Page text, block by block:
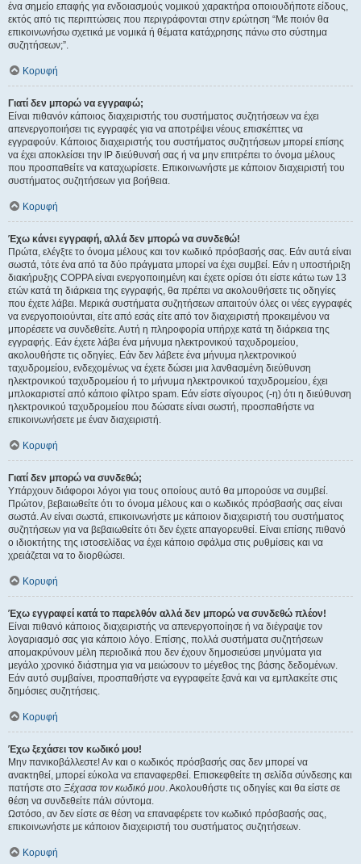
ένα σημείο επαφής για ενδοιασμούς νομικού χαρακτήρα οποιουδήποτε είδους,
εκτός από τις περιπτώσεις που περιγράφονται στην ερώτηση “Με ποιόν θα
επικοινωνήσω σχετικά με νομικά ή θέματα κατάχρησης πάνω στο σύστημα
συζητήσεων;”.
Κορυφή
Γιατί δεν μπορώ να εγγραφώ;
Είναι πιθανόν κάποιος διαχειριστής του συστήματος συζητήσεων να έχει
απενεργοποιήσει τις εγγραφές για να αποτρέψει νέους επισκέπτες να
εγγραφούν. Κάποιος διαχειριστής του συστήματος συζητήσεων μπορεί επίσης
να έχει αποκλείσει την IP διεύθυνσή σας ή να μην επιτρέπει το όνομα μέλους
που προσπαθείτε να καταχωρίσετε. Επικοινωνήστε με κάποιον διαχειριστή του
συστήματος συζητήσεων για βοήθεια.
Κορυφή
Έχω κάνει εγγραφή, αλλά δεν μπορώ να συνδεθώ!
Πρώτα, ελέγξτε το όνομα μέλους και τον κωδικό πρόσβασής σας. Εάν αυτά είναι
σωστά, τότε ένα από τα δύο πράγματα μπορεί να έχει συμβεί. Εάν η υποστήριξη
διακήρυξης COPPA είναι ενεργοποιημένη και έχετε ορίσει ότι είστε κάτω των 13
ετών κατά τη διάρκεια της εγγραφής, θα πρέπει να ακολουθήσετε τις οδηγίες
που έχετε λάβει. Μερικά συστήματα συζητήσεων απαιτούν όλες οι νέες εγγραφές
να ενεργοποιούνται, είτε από εσάς είτε από τον διαχειριστή προκειμένου να
μπορέσετε να συνδεθείτε. Αυτή η πληροφορία υπήρχε κατά τη διάρκεια της
εγγραφής. Εάν έχετε λάβει ένα μήνυμα ηλεκτρονικού ταχυδρομείου,
ακολουθήστε τις οδηγίες. Εάν δεν λάβετε ένα μήνυμα ηλεκτρονικού
ταχυδρομείου, ενδεχομένως να έχετε δώσει μια λανθασμένη διεύθυνση
ηλεκτρονικού ταχυδρομείου ή το μήνυμα ηλεκτρονικού ταχυδρομείου, έχει
μπλοκαριστεί από κάποιο φίλτρο spam. Εάν είστε σίγουρος (-η) ότι η διεύθυνση
ηλεκτρονικού ταχυδρομείου που δώσατε είναι σωστή, προσπαθήστε να
επικοινωνήσετε με έναν διαχειριστή.
Κορυφή
Γιατί δεν μπορώ να συνδεθώ;
Υπάρχουν διάφοροι λόγοι για τους οποίους αυτό θα μπορούσε να συμβεί.
Πρώτον, βεβαιωθείτε ότι το όνομα μέλους και ο κωδικός πρόσβασής σας είναι
σωστά. Αν είναι σωστά, επικοινωνήστε με κάποιον διαχειριστή του συστήματος
συζητήσεων για να βεβαιωθείτε ότι δεν έχετε απαγορευθεί. Είναι επίσης πιθανό
ο ιδιοκτήτης της ιστοσελίδας να έχει κάποιο σφάλμα στις ρυθμίσεις και να
χρειάζεται να το διορθώσει.
Κορυφή
Έχω εγγραφεί κατά το παρελθόν αλλά δεν μπορώ να συνδεθώ πλέον!
Είναι πιθανό κάποιος διαχειριστής να απενεργοποίησε ή να διέγραψε τον
λογαριασμό σας για κάποιο λόγο. Επίσης, πολλά συστήματα συζητήσεων
απομακρύνουν μέλη περιοδικά που δεν έχουν δημοσιεύσει μηνύματα για
μεγάλο χρονικό διάστημα για να μειώσουν το μέγεθος της βάσης δεδομένων.
Εάν αυτό συμβαίνει, προσπαθήστε να εγγραφείτε ξανά και να εμπλακείτε στις
δημόσιες συζητήσεις.
Κορυφή
Έχω ξεχάσει τον κωδικό μου!
Μην πανικοβάλλεστε! Αν και ο κωδικός πρόσβασής σας δεν μπορεί να
ανακτηθεί, μπορεί εύκολα να επαναφερθεί. Επισκεφθείτε τη σελίδα σύνδεσης και
πατήστε στο Ξέχασα τον κωδικό μου. Ακολουθήστε τις οδηγίες και θα είστε σε
θέση να συνδεθείτε πάλι σύντομα.
Ωστόσο, αν δεν είστε σε θέση να επαναφέρετε τον κωδικό πρόσβασής σας,
επικοινωνήστε με κάποιον διαχειριστή του συστήματος συζητήσεων.
Κορυφή